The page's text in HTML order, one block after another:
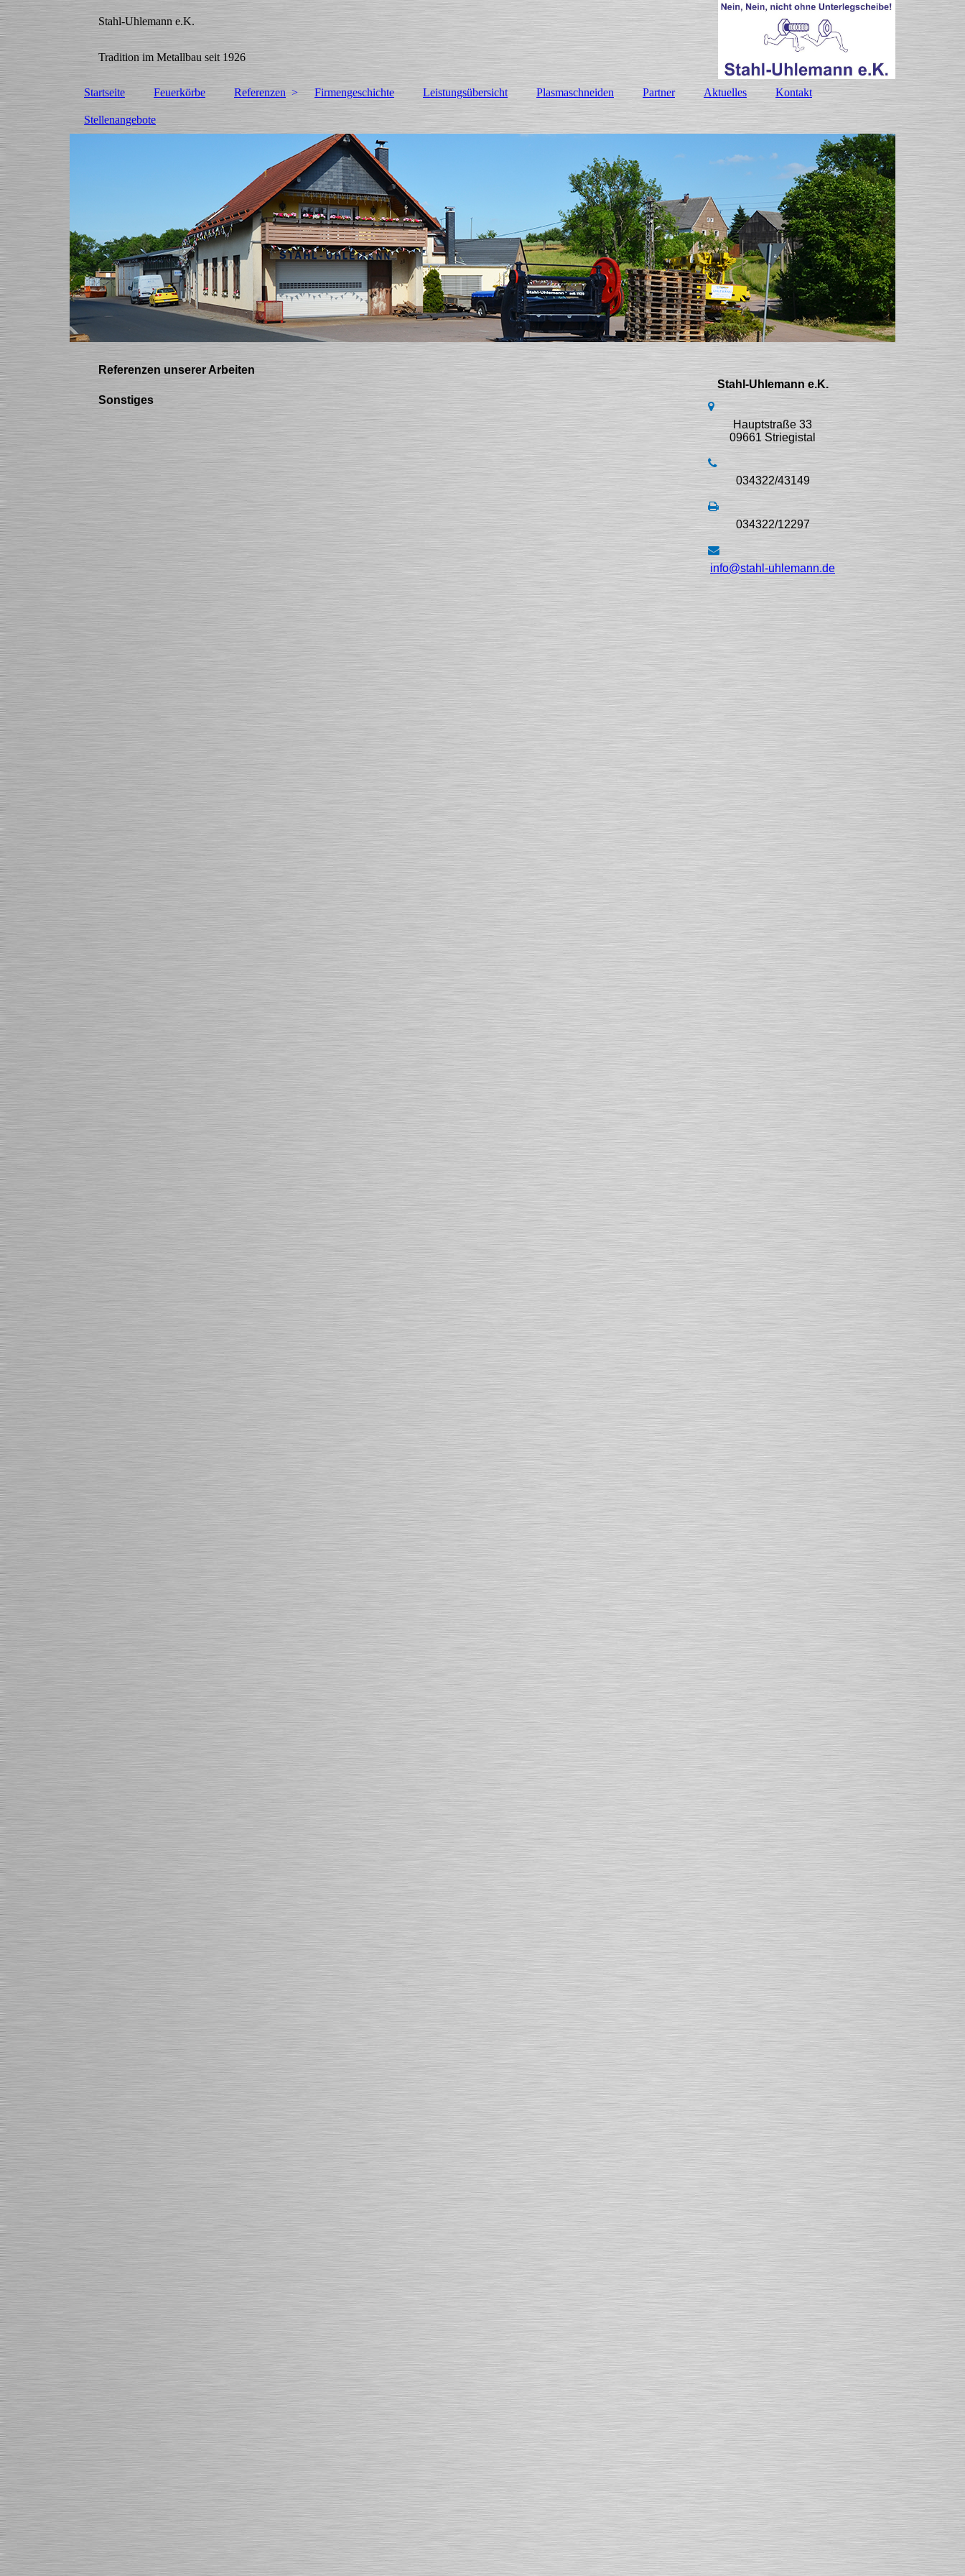
Stahl-Uhlemann e.K.
Tradition im Metallbau seit 1926
Startseite Feuerkörbe Referenzen Firmengeschichte Leistungsübersicht Plasmaschneiden Partner Aktuelles Kontakt
Stellenangebote
Referenzen unserer Arbeiten
Sonstiges
Stahl-Uhlemann e.K.
Hauptstraße 33
09661 Striegistal
034322/43149
034322/12297
info@stahl-uhlemann.de